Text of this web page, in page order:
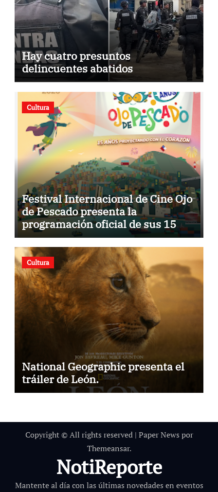
Hay cuatro presuntos
delincuentes abatidos
Cultura
Festival Internacional de Cine Ojo
de Pescado presenta la
programación oficial de sus 15
años
Cultura
National Geographic presenta el
tráiler de León.
Copyright © All rights reserved | Paper News por
Themeansar.
NotiReporte
Mantente al día con las últimas novedades en eventos